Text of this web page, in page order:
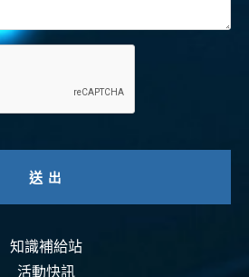
知識補給站
活動快訊